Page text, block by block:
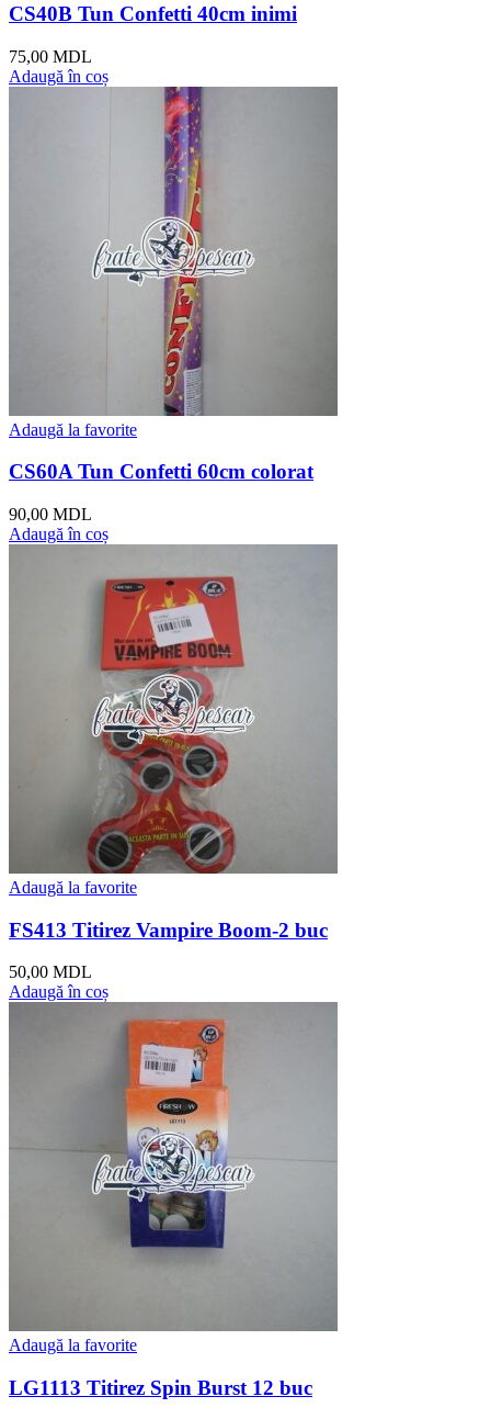
CS40B Tun Confetti 40cm inimi
75,00 MDL
Adaugă în coș
Adaugă la favorite
CS60A Tun Confetti 60cm colorat
90,00 MDL
Adaugă în coș
Adaugă la favorite
FS413 Titirez Vampire Boom-2 buc
50,00 MDL
Adaugă în coș
Adaugă la favorite
LG1113 Titirez Spin Burst 12 buc